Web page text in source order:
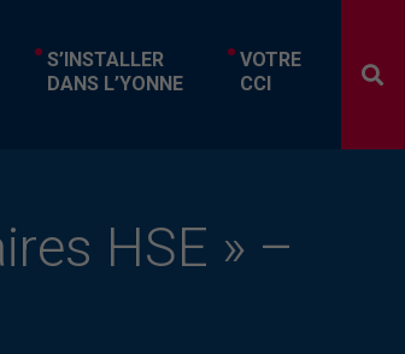
S’INSTALLER
DANS L’YONNE
VOTRE
CCI
HSE » –